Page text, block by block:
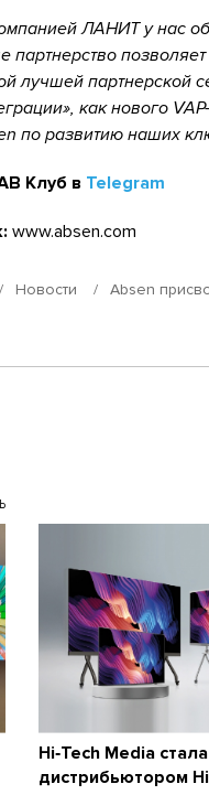
ЛАНИТ у нас
партнерство
лучшей партнерской
как нового
по развитию наших
Клуб в Telegram
www.absen.com
Новости Аbsen
Hi‑Tech Media
дистрибьютором